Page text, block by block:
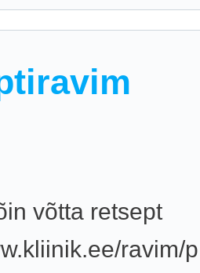
võtta retsept
ravim/